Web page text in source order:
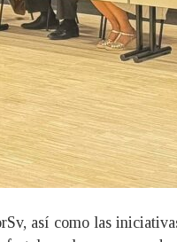
así como las